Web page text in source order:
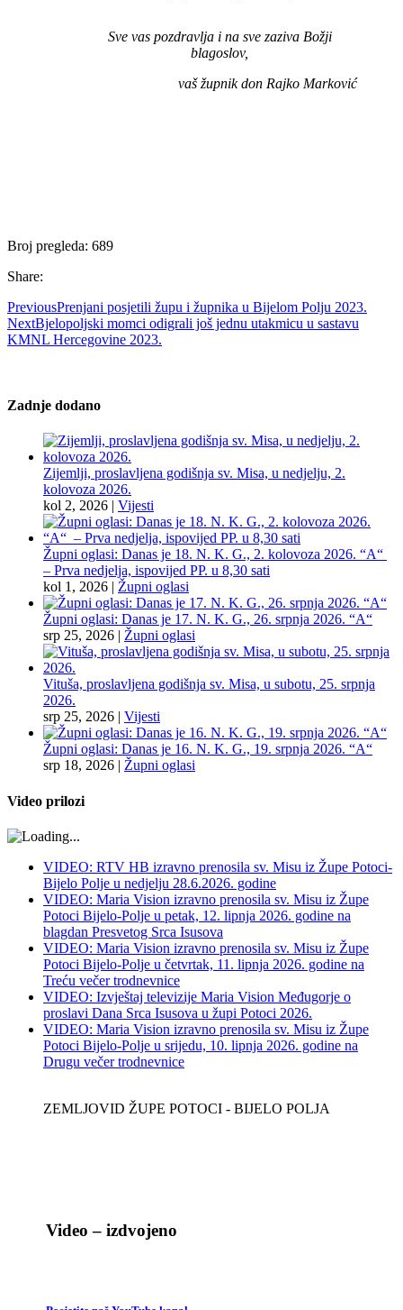
Sve vas pozdravlja i na sve zaziva Božji
blagoslov,
vaš župnik don Rajko Marković
Broj pregleda: 689
Share:
PreviousPrenjani posjetili župu i župnika u Bijelom Polju 2023.
NextBjelopoljski momci odigrali još jednu utakmicu u sastavu
KMNL Hercegovine 2023.
Zadnje dodano
Zijemlji, proslavljena godišnja sv. Misa, u nedjelju, 2.
kolovoza 2026.
kol 2, 2026 | Vijesti
Župni oglasi: Danas je 18. N. K. G., 2. kolovoza 2026. “A“
– Prva nedjelja, ispovijed PP. u 8,30 sati
kol 1, 2026 | Župni oglasi
Župni oglasi: Danas je 17. N. K. G., 26. srpnja 2026. “A“
srp 25, 2026 | Župni oglasi
Vituša, proslavljena godišnja sv. Misa, u subotu, 25. srpnja
2026.
srp 25, 2026 | Vijesti
Župni oglasi: Danas je 16. N. K. G., 19. srpnja 2026. “A“
srp 18, 2026 | Župni oglasi
Video prilozi
VIDEO: RTV HB izravno prenosila sv. Misu iz Župe Potoci-
Bijelo Polje u nedjelju 28.6.2026. godine
VIDEO: Maria Vision izravno prenosila sv. Misu iz Župe
Potoci Bijelo-Polje u petak, 12. lipnja 2026. godine na
blagdan Presvetog Srca Isusova
VIDEO: Maria Vision izravno prenosila sv. Misu iz Župe
Potoci Bijelo-Polje u četvrtak, 11. lipnja 2026. godine na
Treću večer trodnevnice
VIDEO: Izvještaj televizije Maria Vision Međugorje o
proslavi Dana Srca Isusova u župi Potoci 2026.
VIDEO: Maria Vision izravno prenosila sv. Misu iz Župe
Potoci Bijelo-Polje u srijedu, 10. lipnja 2026. godine na
Drugu večer trodnevnice
ZEMLJOVID ŽUPE POTOCI - BIJELO POLJA
Video – izdvojeno